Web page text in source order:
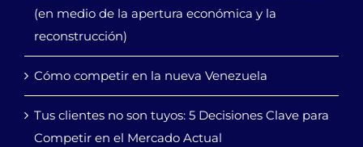
(en medio de la apertura económica y la
reconstrucción)
Cómo competir en la nueva Venezuela
Tus clientes no son tuyos: 5 Decisiones Clave para
Competir en el Mercado Actual